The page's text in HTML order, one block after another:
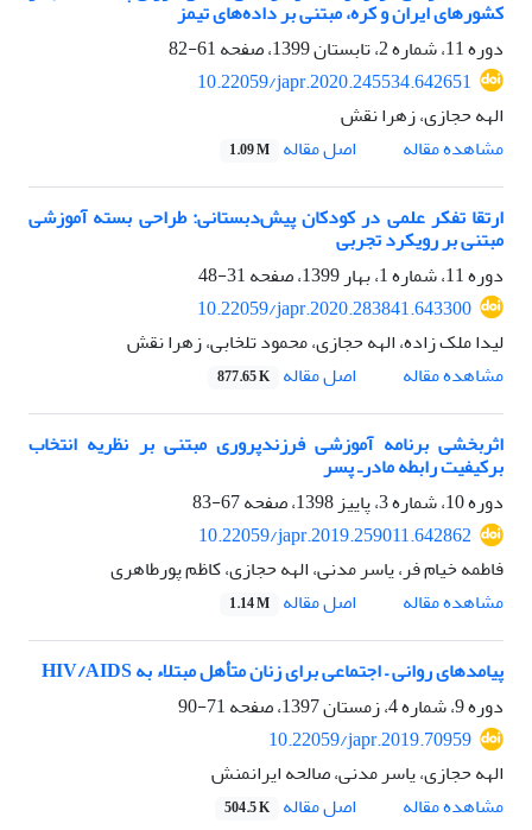
کشورهای ایران و کره، مبتنی بر داده‌های تیمز
دوره 11، شماره 2، تابستان 1399، صفحه
61-82
10.22059/japr.2020.245534.642651
الهه حجازی، زهرا نقش
مشاهده مقاله
اصل مقاله 1.09 M
ارتقا تفکر علمی در کودکان پیش‌دبستانی: طراحی بسته آموزشی
مبتنی بر رویکرد تجربی
دوره 11، شماره 1، بهار 1399، صفحه
31-48
10.22059/japr.2020.283841.643300
لیدا ملک زاده، الهه حجازی، محمود تلخابی، زهرا نقش
مشاهده مقاله
اصل مقاله 877.65 K
اثربخشی برنامه‌ آموزشی فرزندپروری مبتنی بر نظریه انتخاب
برکیفیت رابطه مادرـ پسر
دوره 10، شماره 3، پاییز 1398، صفحه
67-83
10.22059/japr.2019.259011.642862
فاطمه خیام فر، یاسر مدنی، الهه حجازی، کاظم پورطاهری
مشاهده مقاله
اصل مقاله 1.14 M
پیامدهای روانی – اجتماعی برای زنان متأهل مبتلاء به HIV/AIDS
دوره 9، شماره 4، زمستان 1397، صفحه
71-90
10.22059/japr.2019.70959
الهه حجازی، یاسر مدنی، صالحه ایرانمنش
مشاهده مقاله
اصل مقاله 504.5 K